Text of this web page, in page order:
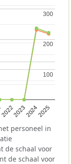
2022202320242025
100
100
200
200
300
300
personeel in
de schaal voor
de schaal voor